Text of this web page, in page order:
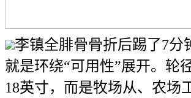
李镇全腓骨骨折后踢了7分
就是环绕“可用性”展开。轮
18英寸，而是牧场从、农场